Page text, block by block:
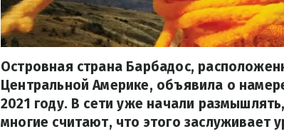
Островная страна Барбадос,
Центральной Америке, объявила о
2021 году. В сети уже начали
многие считают, что этого заслуживает